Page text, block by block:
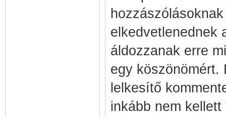
elkedvetlenednek
áldozzanak erre
egy köszönömért.
lelkesítő
inkább nem